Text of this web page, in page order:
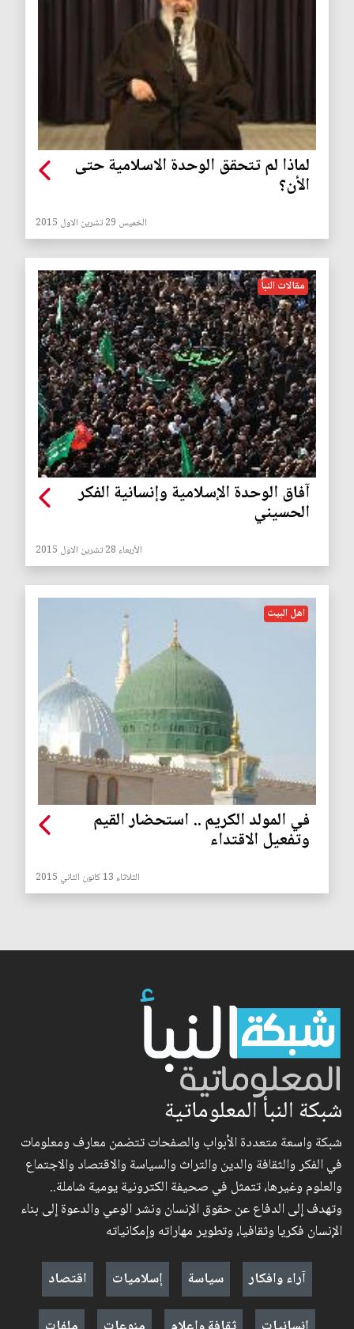
لماذا لم تتحقق الوحدة الاسلامية حتى
الأن؟
الخميس 29 تشرين الاول 2015
مقالات النبأ
آفاق الوحدة الإسلامية وإنسانية الفكر
الحسيني
الأربعاء 28 تشرين الاول 2015
اهل البيت
في المولد الكريم .. استحضار القيم
وتفعيل الاقتداء
الثلاثاء 13 كانون الثاني 2015
شبكة النبأ المعلوماتية
شبكة واسعة متعددة الأبواب والصفحات تتضمن معارف ومعلومات
في الفكر والثقافة والدين والتراث والسياسة والاقتصاد والاجتماع
والعلوم وغيرها، تتمثل في صحيفة الكترونية يومية شاملة..
وتهدف إلى الدفاع عن حقوق الإنسان ونشر الوعي والدعوة إلى بناء
الإنسان فكريا وثقافيا، وتطوير مهاراته وإمكانياته
آراء وافكار
سياسة إسلاميات
اقتصاد